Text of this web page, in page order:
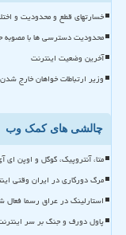
خسارتهای قطع و محدودیت و
محدودیت دسترسی ها با مصوبه
آخرین وضعیت اینترنت
وزیر ارتباطات خواهان خارج
چالشی های کمک وب
متا، آنتروپیک، گوگل و اوپن
مرگ دورکاری در ایران وقتی
استارلینک در عراق رسما فعال
پاول دورف و جنگ بر سر